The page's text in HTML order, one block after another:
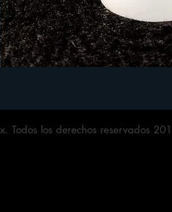
Todos los derechos reservados